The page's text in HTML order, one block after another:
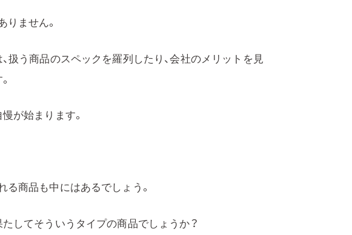
ません。
扱う商品のスペックを羅列したり、会社のメリットを見
が始まります。
商品も中にはあるでしょう。
してそういうタイプの商品でしょうか？